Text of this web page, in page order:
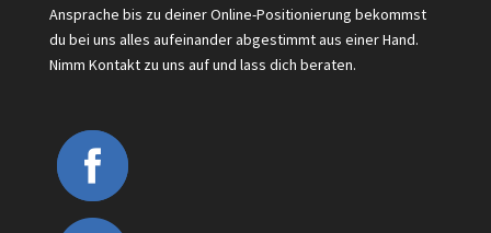
Ansprache bis zu deiner Online-Positionierung bekommst
du bei uns alles aufeinander abgestimmt aus einer Hand.
Nimm Kontakt zu uns auf und lass dich beraten.